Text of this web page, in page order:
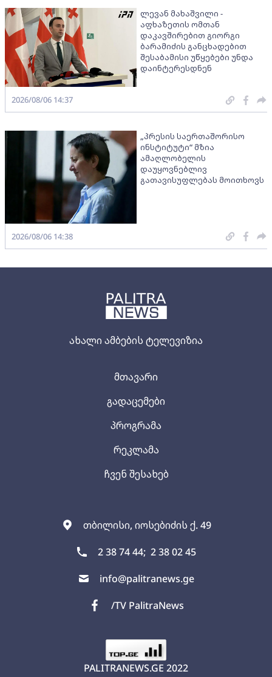
ახალი ამბების ტელევიზია
თბილისი, იოსებიძის ქ. 49
2 38 74 44; 2 38 02 45
info@palitranews.ge
/TV PalitraNews
მთავარი
გადაცემები
პროგრამა
რეკლამა
ჩვენ შესახებ
PALITRANEWS.GE 2022
ლევან მახაშვილი -
აფხაზეთის ომთან
დაკავშირებით გიორგი
ბარამიძის განცხადებით
შესაბამისი უწყებები უნდა
დაინტერესდნენ
2026/08/06 14:37
„პრესის საერთაშორისო
ინსტიტუტი“ მზია
ამაღლობელის
დაუყოვნებლივ
გათავისუფლებას მოითხოვს
2026/08/06 14:38